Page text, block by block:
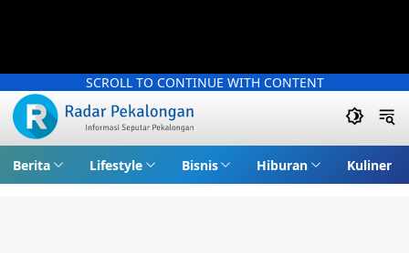
SCROLL TO CONTINUE WITH CONTENT
Berita Lifestyle Bisnis Hiburan Kuliner